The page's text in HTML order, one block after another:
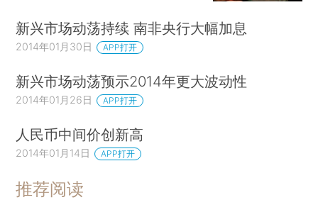
新兴市场动荡持续 南非央行大幅加息
2014年01月30日 APP打开
新兴市场动荡预示2014年更大波动性
2014年01月26日 APP打开
人民币中间价创新高
2014年01月14日 APP打开
推荐阅读